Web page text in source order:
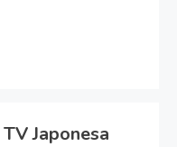
Japonesa